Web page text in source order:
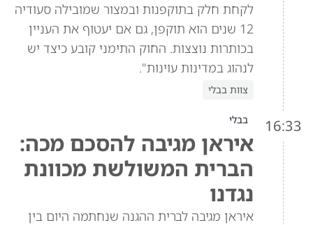
לקחת חלק בתוקפנות ובמצור שמובילה סעודיה
12 שנים הוא תוקפן, גם אם יעטוף את העניין
בכותרות נוצצות. החוק התימני קובע כיצד יש
לנהוג במדינות עוינות".
צוות בבלי
16:33 בבלי
איראן מגיבה להסכם מכה:
הברית המשולשת מכוונת
נגדנו
איראן מגיבה לברית ההגנה שנחתמה היום בין